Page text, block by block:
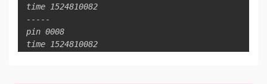
time 1524810082
-----
pin 0008
time 1524810082